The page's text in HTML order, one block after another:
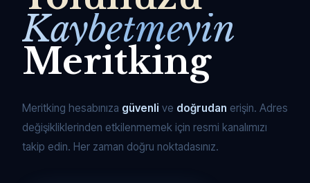
Kaybetmeyin
Meritking
Meritking hesabınıza güvenli ve doğrudan erişin. Adres
değişikliklerinden etkilenmemek için resmi kanalımızı
takip edin. Her zaman doğru noktadasınız.